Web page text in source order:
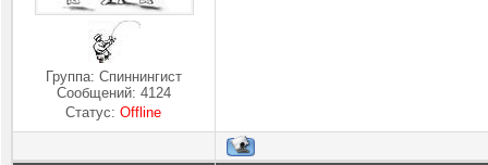
Группа: Спиннингист
Сообщений: 4124
Статус:Offline